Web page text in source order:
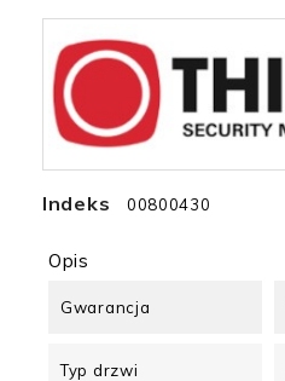
Indeks 00800430
Opis
Gwarancja
Typ drzwi